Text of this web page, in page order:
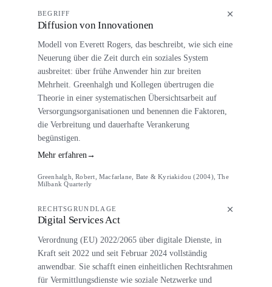
BEGRIFF
Diffusion von Innovationen
Modell von Everett Rogers, das beschreibt, wie sich eine
Neuerung über die Zeit durch ein soziales System
ausbreitet: über frühe Anwender hin zur breiten
Mehrheit. Greenhalgh und Kollegen übertrugen die
Theorie in einer systematischen Übersichtsarbeit auf
Versorgungsorganisationen und benennen die Faktoren,
die Verbreitung und dauerhafte Verankerung
begünstigen.
Mehr erfahren→
Greenhalgh, Robert, Macfarlane, Bate & Kyriakidou (2004), The
Milbank Quarterly
RECHTSGRUNDLAGE
Digital Services Act
Verordnung (EU) 2022/2065 über digitale Dienste, in
Kraft seit 2022 und seit Februar 2024 vollständig
anwendbar. Sie schafft einen einheitlichen Rechtsrahmen
für Vermittlungsdienste wie soziale Netzwerke und